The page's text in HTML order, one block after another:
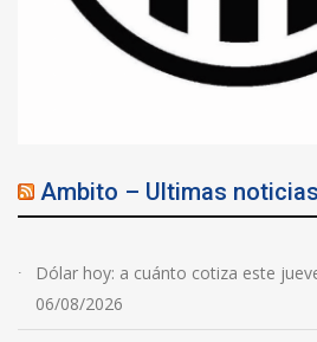
Ambito – Ultimas noticias
Dólar hoy: a cuánto cotiza este
06/08/2026